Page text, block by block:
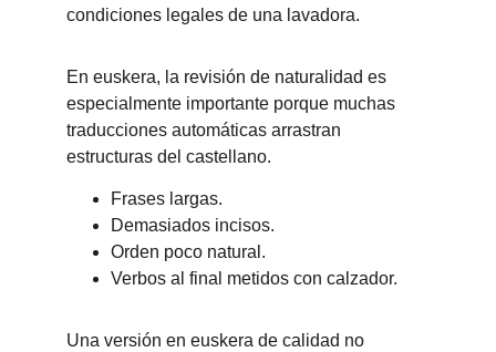
condiciones legales de una lavadora.
En euskera, la revisión de naturalidad es
especialmente importante porque muchas
traducciones automáticas arrastran
estructuras del castellano.
Frases largas.
Demasiados incisos.
Orden poco natural.
Verbos al final metidos con calzador.
Una versión en euskera de calidad no